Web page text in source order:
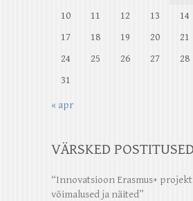
10
11 12 13 14
17
18 19 20 21
24
25 26 27 28
31
« apr
VÄRSKED POSTITUSED
“Innovatsioon Erasmus+
võimalused ja näited”